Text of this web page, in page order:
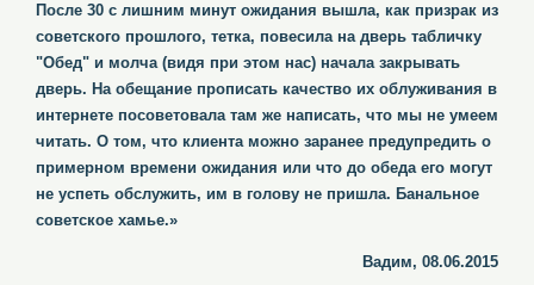
После 30 с лишним минут ожидания вышла, как призрак из
советского прошлого, тетка, повесила на дверь табличку
"Обед" и молча (видя при этом нас) начала закрывать
дверь. На обещание прописать качество их облуживания в
интернете посоветовала там же написать, что мы не умеем
читать. О том, что клиента можно заранее предупредить о
примерном времени ожидания или что до обеда его могут
не успеть обслужить, им в голову не пришла. Банальное
советское хамье.»
Вадим, 08.06.2015